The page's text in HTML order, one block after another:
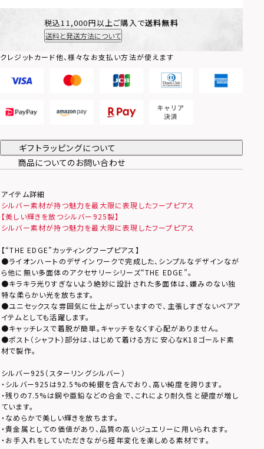
税込11,000円以上ご購入で送料無料
送料と発送方法について
クレジットカード他、様々なお支払い方法が使えます
ギフトラッピングについて
商品についてのお問い合わせ
アイテム詳細
シルバー素材が持つ魅力を最大限に表現したフープピアス
【美しい輝きを放つシルバー925製】
シルバー素材が持つ魅力を最大限に表現したフープピアス
【“THE EDGE”カッティングフープピアス】
●ライオンハートのデザインワークで完成した、シンプルなデザインなが
ら他に無い多面体のアクセサリーシリーズ“THE EDGE”。
●キラキラ光りすぎないよう絶妙に設計された多面体は、嫌みのない独
特な柔らかい光を放ちます。
●ユニセックスな雰囲気に仕上がっていますので、主張しすぎないペアア
イテムとしても活躍します。
●キャッチレスで着脱が簡単。キャッチをなくす心配がありません。
●ポスト（シャフト）部分は、はじめて着ける方に安心なK18ゴールド素
材で製作。
シルバー925（スターリングシルバー）
・シルバー925は92.5%の純銀を含んでおり、高い純度を誇ります。
・残りの7.5%は銅や亜鉛などの合金で、これにより耐久性と硬度が増し
ています。
・なめらかで美しい輝きを放ちます。
・貴金属としての価値があり、品質の高いジュエリーに用いられます。
・お手入れをしていただきながら経年変化を楽しめる素材です。